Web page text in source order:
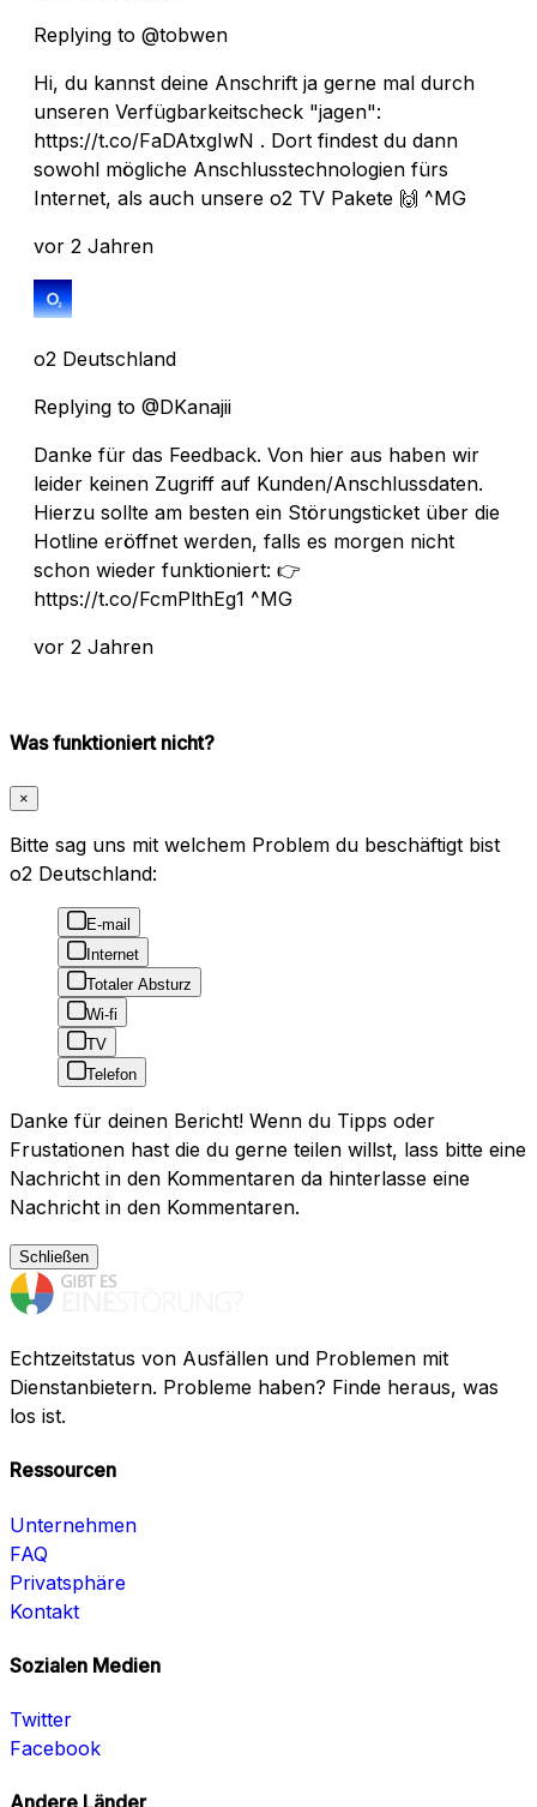
Replying to @tobwen
Hi, du kannst deine Anschrift ja gerne mal durch
unseren Verfügbarkeitscheck "jagen":
https://t.co/FaDAtxgIwN . Dort findest du dann
sowohl mögliche Anschlusstechnologien fürs
Internet, als auch unsere o2 TV Pakete 🙌 ^MG
vor 2 Jahren
o2 Deutschland
Replying to @DKanajii
Danke für das Feedback. Von hier aus haben wir
leider keinen Zugriff auf Kunden/Anschlussdaten.
Hierzu sollte am besten ein Störungsticket über die
Hotline eröffnet werden, falls es morgen nicht
schon wieder funktioniert: 👉
https://t.co/FcmPlthEg1 ^MG
vor 2 Jahren
Was funktioniert nicht?
×
Bitte sag uns mit welchem Problem du beschäftigt bist
o2 Deutschland:
E-mail
Internet
Totaler Absturz
Wi-fi
TV
Telefon
Danke für deinen Bericht! Wenn du Tipps oder
Frustationen hast die du gerne teilen willst, lass bitte eine
Nachricht in den Kommentaren da hinterlasse eine
Nachricht in den Kommentaren.
Schließen
Echtzeitstatus von Ausfällen und Problemen mit
Dienstanbietern. Probleme haben? Finde heraus, was
los ist.
Ressourcen
Unternehmen
FAQ
Privatsphäre
Kontakt
Sozialen Medien
Twitter
Facebook